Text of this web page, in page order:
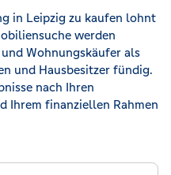
in Leipzig zu kaufen lohnt
werden
Wohnungskäufer als
und Hausbesitzer fündig.
nach Ihren
Ihrem finanziellen Rahmen